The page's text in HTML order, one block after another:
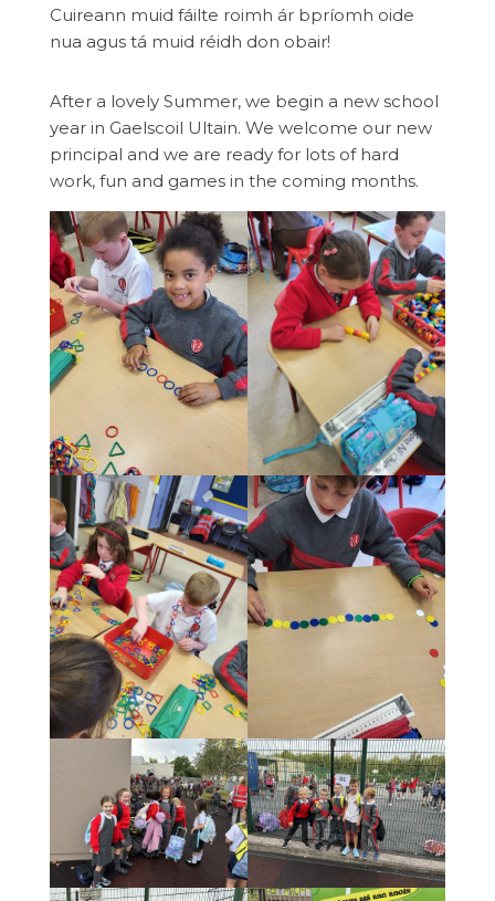
Cuireann muid fáilte roimh ár bpríomh oide
nua agus tá muid réidh don obair!
After a lovely Summer, we begin a new school
year in Gaelscoil Ultain. We welcome our new
principal and we are ready for lots of hard
work, fun and games in the coming months.